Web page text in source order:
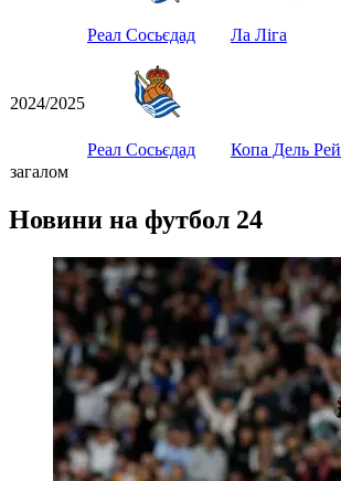
Реал Сосьєдад Ла Ліга
2024/2025
Реал Сосьєдад Копа Дель Рей
загалом
Новини на футбол 24